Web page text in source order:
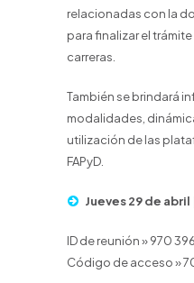
relacionadas con la
para finalizar el
carreras.
También se brindará
modalidades,
utilización de las
FAPyD.
Jueves 29 de abril |
ID de reunión » 970
Código de acceso »